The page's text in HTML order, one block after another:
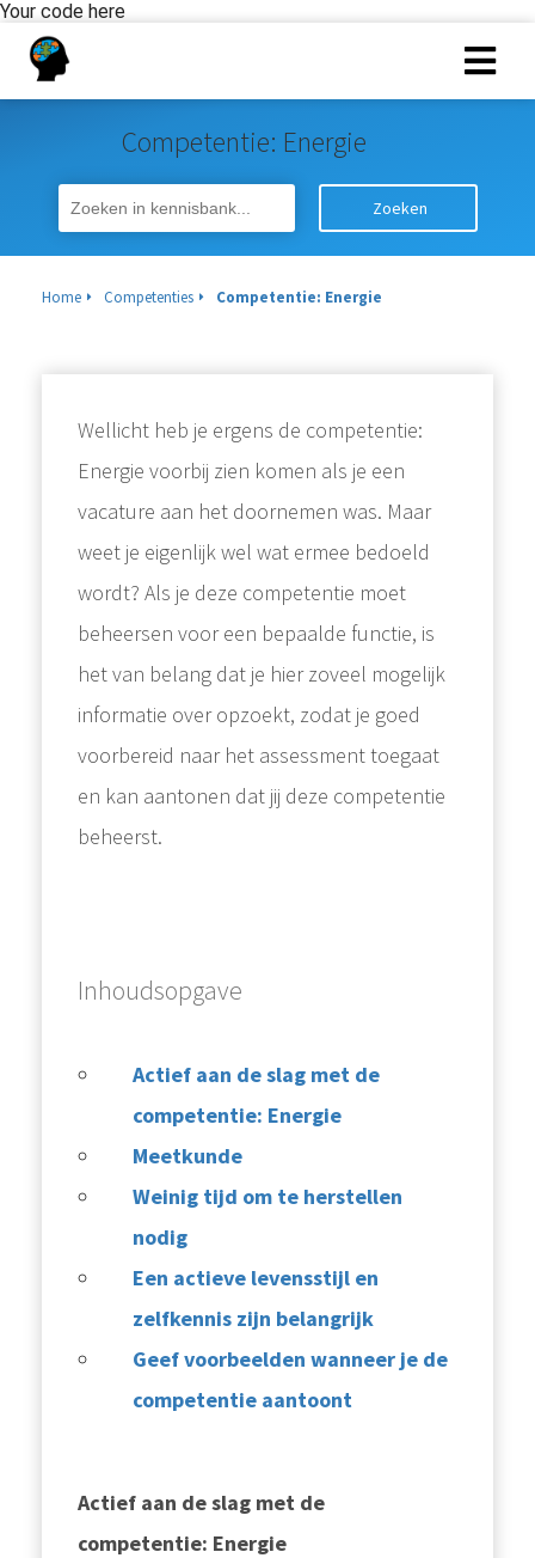
Your code here
Competentie: Energie
Zoeken
Home Competenties Competentie: Energie
Wellicht heb je ergens de competentie:
Energie voorbij zien komen als je een
vacature aan het doornemen was. Maar
weet je eigenlijk wel wat ermee bedoeld
wordt? Als je deze competentie moet
beheersen voor een bepaalde functie, is
het van belang dat je hier zoveel mogelijk
informatie over opzoekt, zodat je goed
voorbereid naar het assessment toegaat
en kan aantonen dat jij deze competentie
beheerst.
Inhoudsopgave
Actief aan de slag met de
competentie: Energie
Meetkunde
Weinig tijd om te herstellen
nodig
Een actieve levensstijl en
zelfkennis zijn belangrijk
Geef voorbeelden wanneer je de
competentie aantoont
Actief aan de slag met de
competentie: Energie